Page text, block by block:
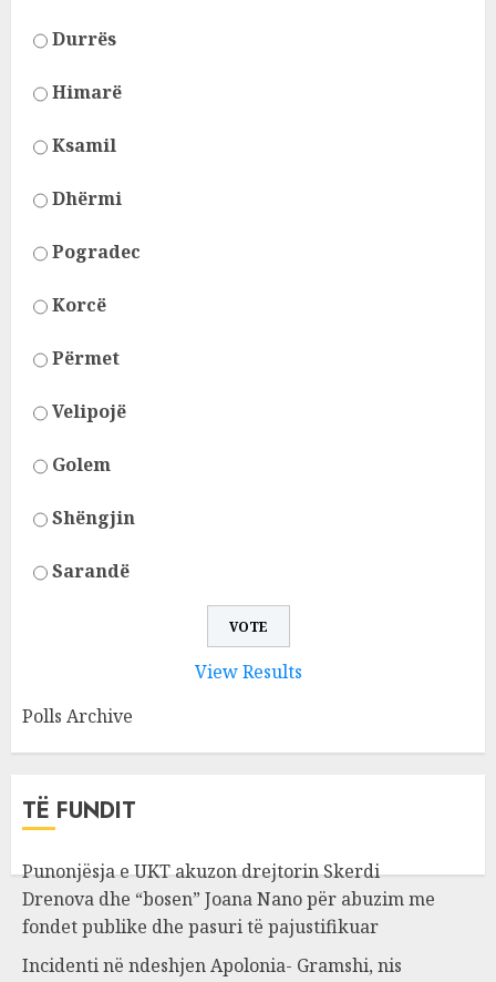
Durrës
Himarë
Ksamil
Dhërmi
Pogradec
Korcë
Përmet
Velipojë
Golem
Shëngjin
Sarandë
View Results
Polls Archive
TË FUNDIT
Punonjësja e UKT akuzon drejtorin Skerdi
Drenova dhe “bosen” Joana Nano për abuzim me
fondet publike dhe pasuri të pajustifikuar
Incidenti në ndeshjen Apolonia- Gramshi, nis